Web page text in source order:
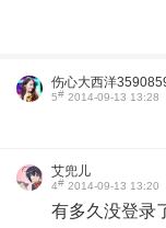
伤心大西洋
9
5# 2014-09-13 13:28
艾兜儿
4# 2014-09-13 13:20
有多久没登录